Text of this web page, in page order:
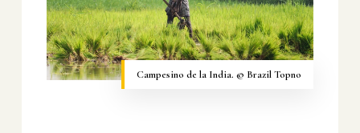
Campesino de la India. © Brazil Topno